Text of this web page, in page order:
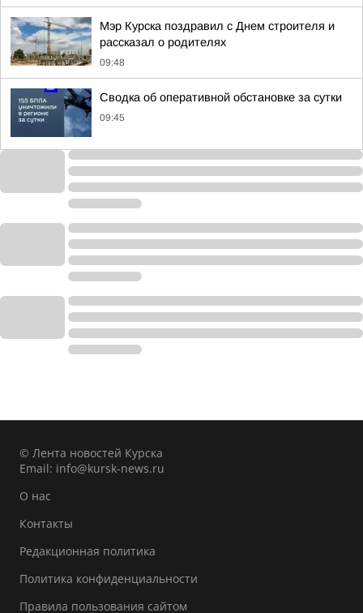
Мэр Курска поздравил с Днем строителя и
рассказал о родителях
09:48
Сводка об оперативной обстановке за сутки
09:45
© Лента новостей Курска
Email: info@kursk-news.ru
О нас
Контакты
Редакционная политика
Политика конфиденциальности
Правила пользования сайтом